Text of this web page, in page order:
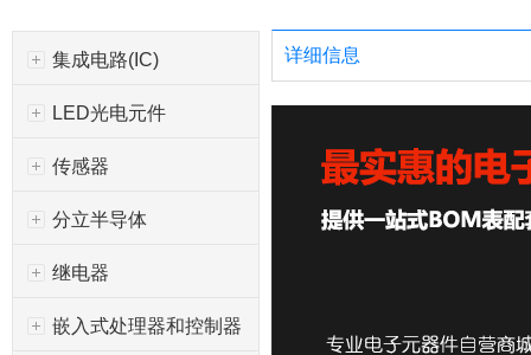
集成电路(IC)
LED光电元件
传感器
分立半导体
继电器
嵌入式处理器和控制器
详细信息